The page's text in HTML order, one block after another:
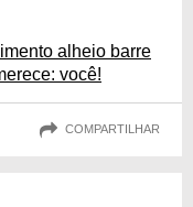
alheio barre
você!
COMPARTILHAR